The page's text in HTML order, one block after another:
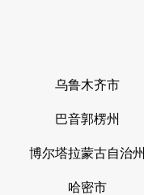
乌鲁木齐市
巴音郭楞州
博尔塔拉蒙古自治州
哈密市